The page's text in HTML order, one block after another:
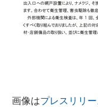
画像はプレスリリー